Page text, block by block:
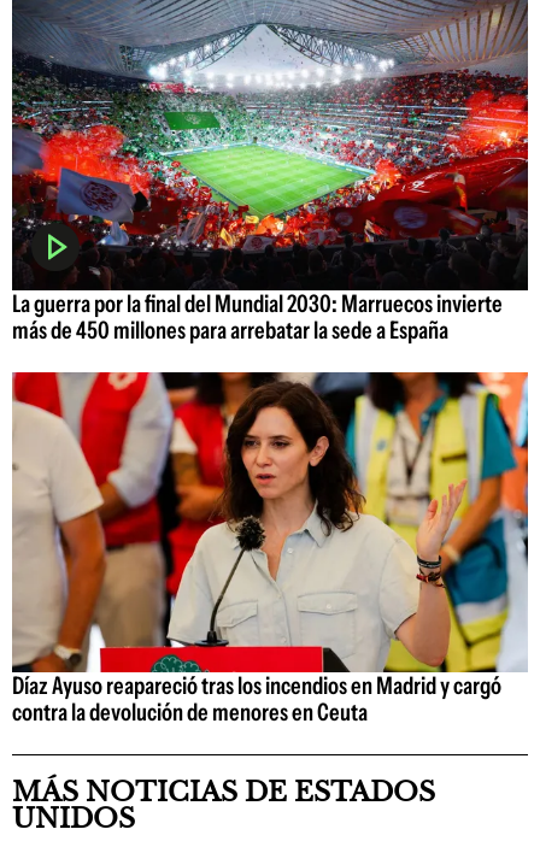
La guerra por la final del Mundial 2030: Marruecos invierte
más de 450 millones para arrebatar la sede a España
Díaz Ayuso reapareció tras los incendios en Madrid y cargó
contra la devolución de menores en Ceuta
MÁS NOTICIAS DE ESTADOS
UNIDOS